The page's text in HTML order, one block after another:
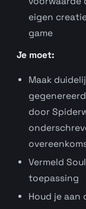
eigen
game
Je moet:
Maak
door
Vermeld
toepassing
Houd je